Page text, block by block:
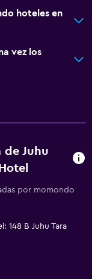
hoteles en
vez los
de Juhu
por momondo
148 B Juhu Tara